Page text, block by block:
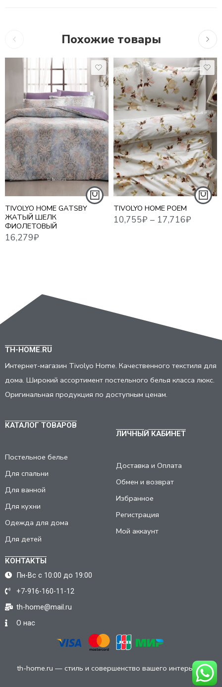
Похожие товары
TIVOLYO HOME GATSBY
ЖАТЫЙ ШЕЛК
ФИОЛЕТОВЫЙ
16,279₽
TIVOLYO HOME POEM
10,755₽–17,716₽
1,5 СПАЛЬНЫЙ
ЕВРО
ЕВРО MAXI
СЕМЕЙНЫЙ
TH-HOME.RU
Интернет-магазин Tivolyo Home. Качественного текстиля для
дома. Широкий ассортимент постельного белья класса люкс.
Оригинальная продукция по доступным ценам.
КАТАЛОГ ТОВАРОВ
Постельное белье
Для спальни
Для ванной
Для кухни
Одежда для дома
Для детей
ЛИЧНЫЙ КАБИНЕТ
Доставка и Оплата
Обмен и возврат
Избранное
Регистрация
Мой аккаунт
КОНТАКТЫ
Пн-Вс с 10:00 до 19:00
+7-916-160-11-12
th-home@mail.ru
О нас
th-home.ru — стиль и совершенство вашего интерьера